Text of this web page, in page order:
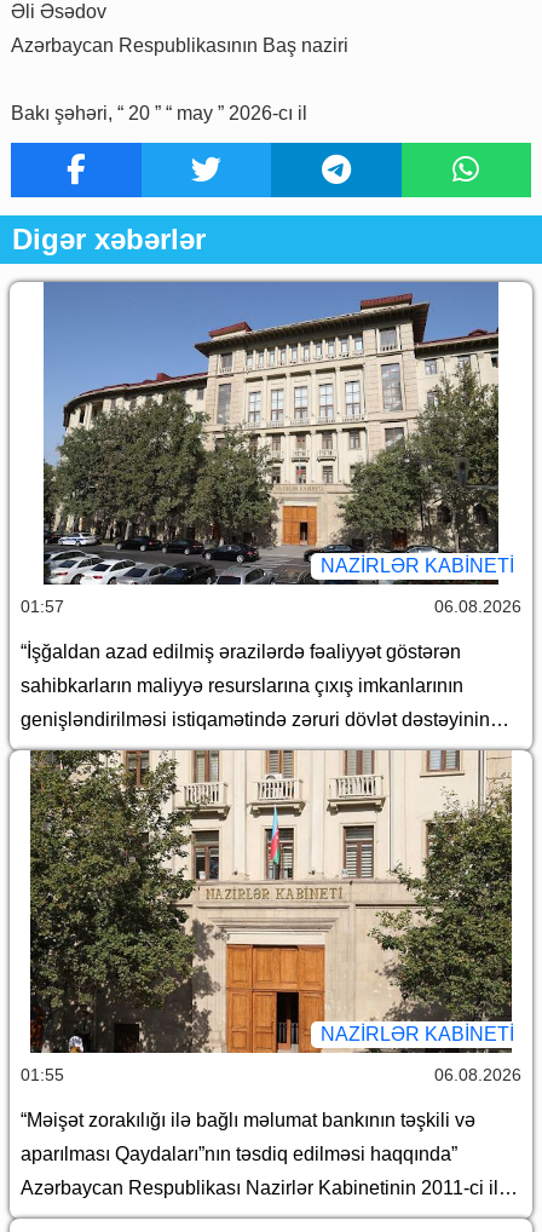
Əli Əsədov
Azərbaycan Respublikasının Baş naziri
Bakı şəhəri, “ 20 ” “ may ” 2026-cı il
Digər xəbərlər
NAZIRLƏR KABINETI
01:57 06.08.2026
“İşğaldan azad edilmiş ərazilərdə fəaliyyət göstərən
sahibkarların maliyyə resurslarına çıxış imkanlarının
genişləndirilməsi istiqamətində zəruri dövlət dəstəyinin
gücləndirilməsi və “Azərbaycan Respublikası adından
borc alınması və zəmanət verilməsi Qaydası”nın təsdiq
edilməsi haqqında” Azərbaycan Respublikası
Prezidentinin 2018-ci il 18 dekabr tarixli 410 nömrəli
Fərmanında dəyişiklik edilməsi barədə” Azərbaycan
Respublikası Prezidentinin 2023-cü il 9 yanvar tarixli 1957
nömrəli Fərmanında dəyişiklik edilməsi haqqında”
Azərbaycan Respublikası Prezidentinin 2026-cı il 15
yanvar tarixli 578 nömrəli Fərmanının icrası ilə əlaqədar
Azərbaycan Respublikası Nazirlər Kabinetinin bəzi
NAZIRLƏR KABINETI
01:55 06.08.2026
“Məişət zorakılığı ilə bağlı məlumat bankının təşkili və
aparılması Qaydaları”nın təsdiq edilməsi haqqında”
Azərbaycan Respublikası Nazirlər Kabinetinin 2011-ci il
19 dekabr tarixli 207 nömrəli Qərarında dəyişiklik edilməsi